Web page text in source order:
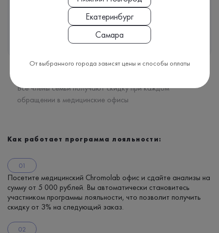
Все члены семьи получают скидку при каждом
обращении в медицинские офисы
Как работает программа лояльности:
Посетите медицинский Chromolab офис и сдайте анализы на
сумму от 5 000 рублей. Вы автоматически становитесь
участником программы лояльности, что позволит получить
скидку от 3% на следующий заказ.
Екатеринбург
Самара
От выбранного города зависят цены и способы оплаты